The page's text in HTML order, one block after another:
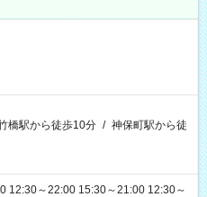
橋駅から徒歩10分 / 神保町駅から徒
12:30～22:00 15:30～21:00 12:30～